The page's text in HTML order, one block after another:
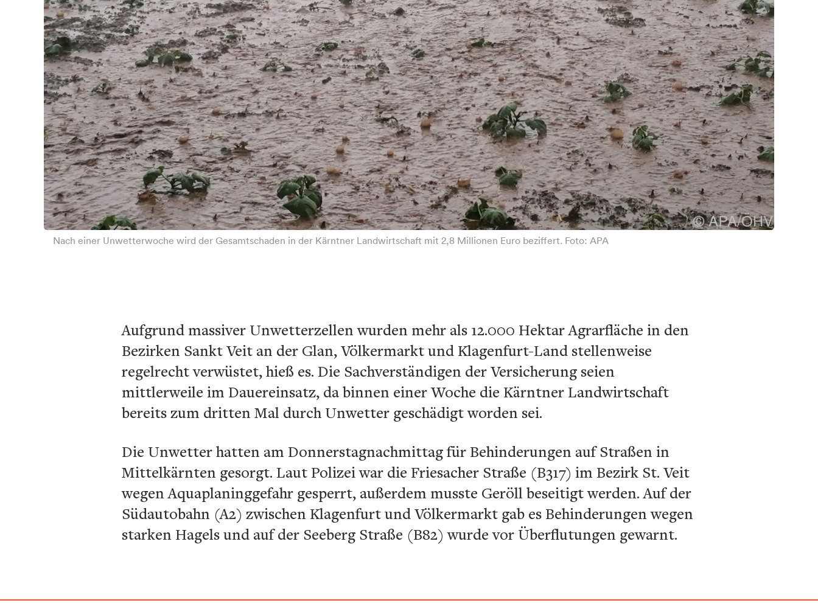
Nach einer Unwetterwoche wird der Gesamtschaden in der Kärntner Landwirtschaft mit 2,8 Millionen Euro beziffert. Foto: APA
Aufgrund massiver Unwetterzellen wurden mehr als 12.000 Hektar Agrarfläche in den
Bezirken Sankt Veit an der Glan, Völkermarkt und Klagenfurt-Land stellenweise
regelrecht verwüstet, hieß es. Die Sachverständigen der Versicherung seien
mittlerweile im Dauereinsatz, da binnen einer Woche die Kärntner Landwirtschaft
bereits zum dritten Mal durch Unwetter geschädigt worden sei.
Die Unwetter hatten am Donnerstagnachmittag für Behinderungen auf Straßen in
Mittelkärnten gesorgt. Laut Polizei war die Friesacher Straße (B317) im Bezirk St. Veit
wegen Aquaplaninggefahr gesperrt, außerdem musste Geröll beseitigt werden. Auf der
Südautobahn (A2) zwischen Klagenfurt und Völkermarkt gab es Behinderungen wegen
starken Hagels und auf der Seeberg Straße (B82) wurde vor Überflutungen gewarnt.